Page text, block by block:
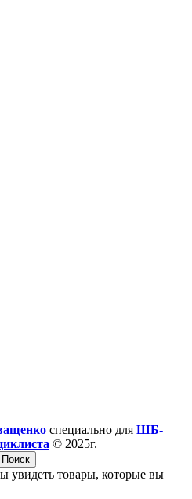
специально для ШБ-
© 2025г.
Поиск
увидеть товары, которые вы